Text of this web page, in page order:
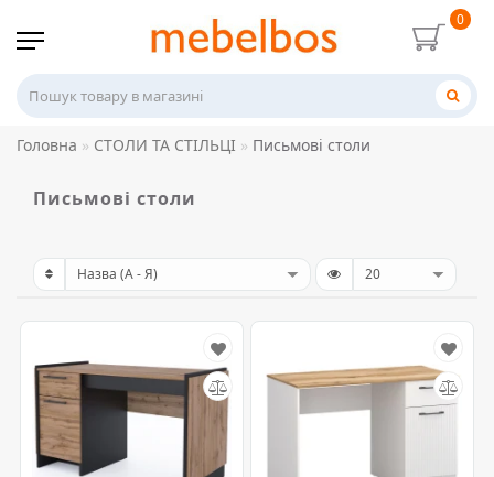
0
Головна СТОЛИ ТА СТІЛЬЦІ Письмові столи
Письмові столи